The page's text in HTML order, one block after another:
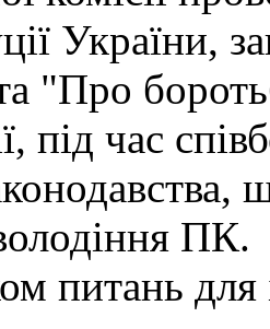
України,
"Про
під час
ПК.
питань